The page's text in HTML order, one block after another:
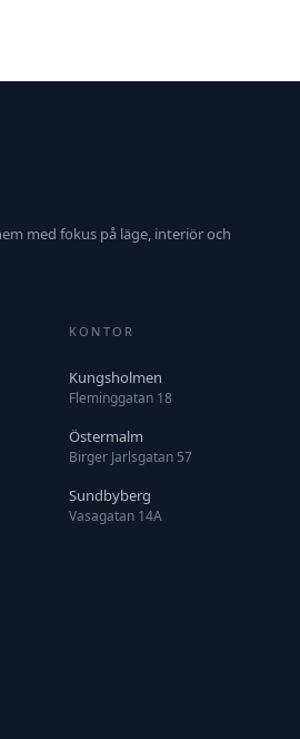
med fokus på läge, interiör och
KONTOR
Kungsholmen
Fleminggatan 18
Östermalm
Birger Jarlsgatan 57
Sundbyberg
Vasagatan 14A